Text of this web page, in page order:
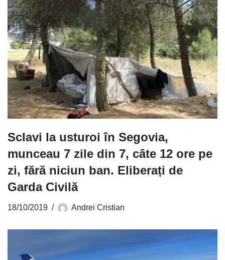
Sclavi la usturoi în Segovia,
munceau 7 zile din 7, câte 12 ore pe
zi, fără niciun ban. Eliberați de
Garda Civilă
18/10/2019 Andrei Cristian